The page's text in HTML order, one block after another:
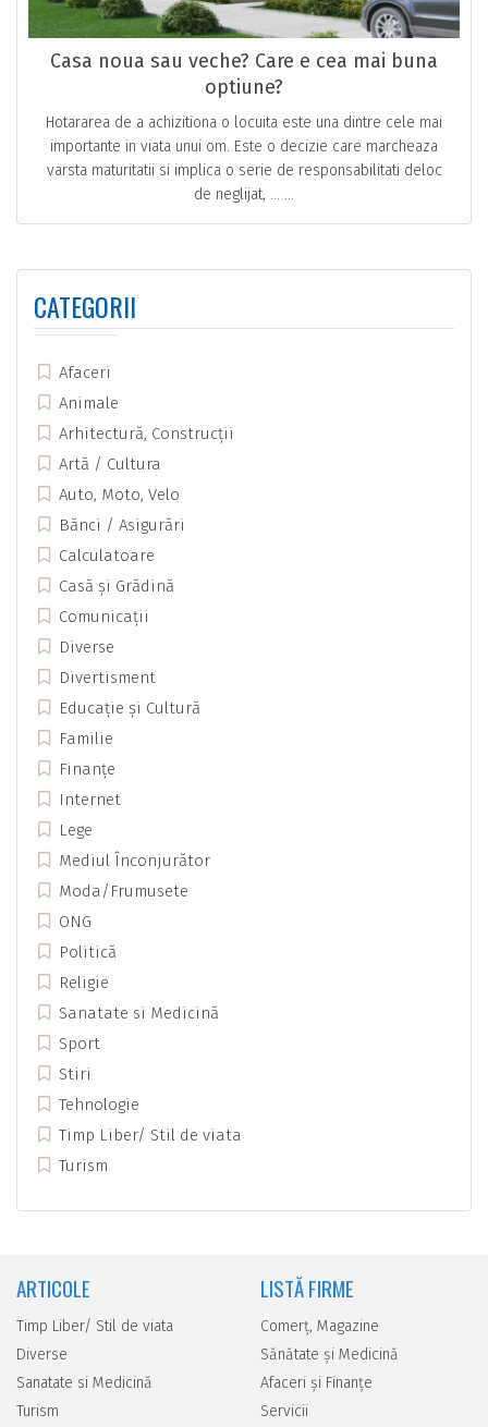
Casa noua sau veche? Care e cea mai buna
optiune?
Hotararea de a achizitiona o locuita este una dintre cele mai
importante in viata unui om. Este o decizie care marcheaza
varsta maturitatii si implica o serie de responsabilitati deloc
de neglijat, … ...
CATEGORII
Afaceri
Animale
Arhitectură, Construcții
Artă / Cultura
Auto, Moto, Velo
Bănci / Asigurări
Calculatoare
Casă și Grădină
Comunicații
Diverse
Divertisment
Educație și Cultură
Familie
Finanțe
Internet
Lege
Mediul Înconjurător
Moda/Frumusete
ONG
Politică
Religie
Sanatate si Medicină
Sport
Stiri
Tehnologie
Timp Liber/ Stil de viata
Turism
ARTICOLE
Timp Liber/ Stil de viata
Diverse
Sanatate si Medicină
Turism
LISTĂ FIRME
Comerţ, Magazine
Sănătate şi Medicină
Afaceri şi Finanţe
Servicii